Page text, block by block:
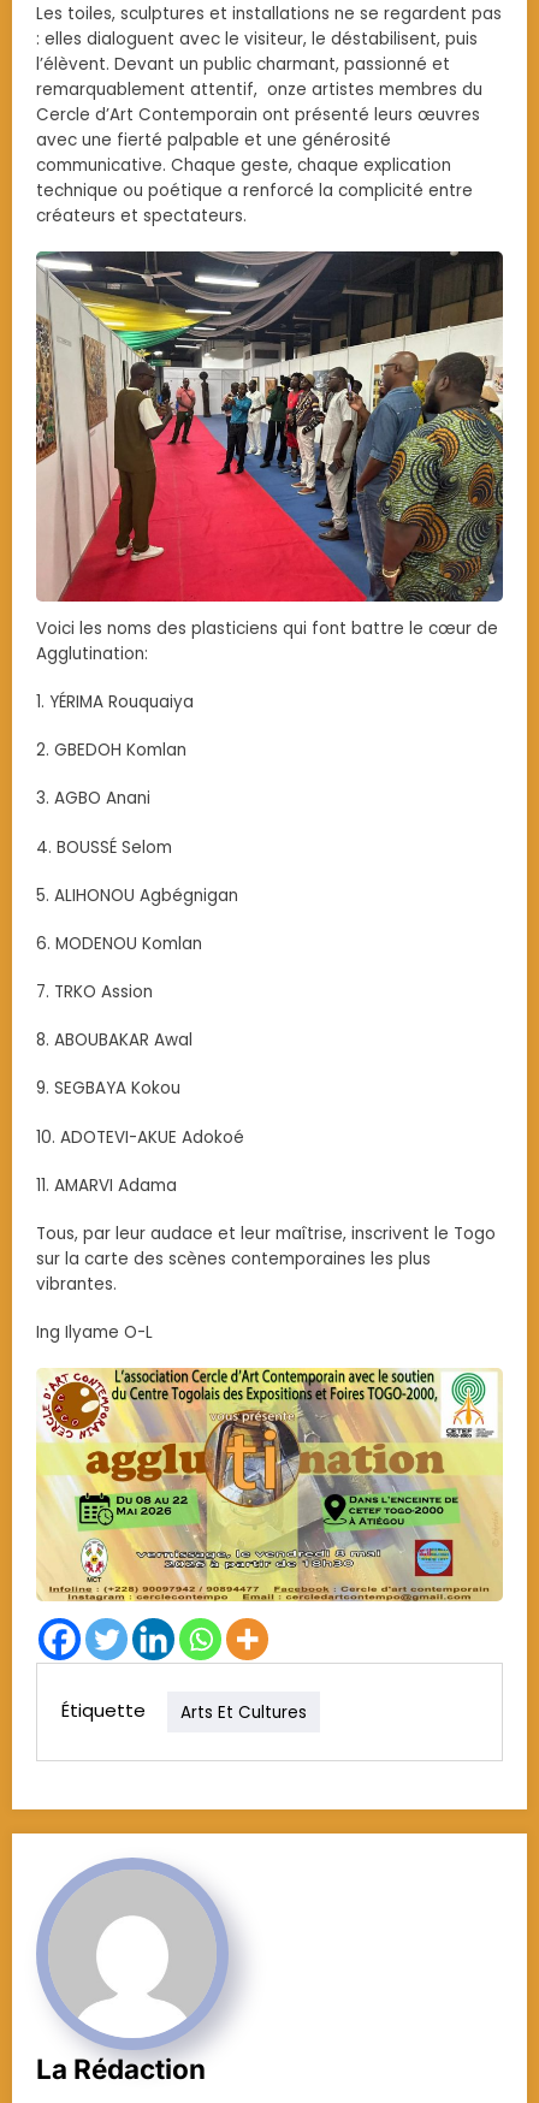
Les toiles, sculptures et installations ne se regardent pas
: elles dialoguent avec le visiteur, le déstabilisent, puis
l’élèvent. Devant un public charmant, passionné et
remarquablement attentif, onze artistes membres du
Cercle d’Art Contemporain ont présenté leurs œuvres
avec une fierté palpable et une générosité
communicative. Chaque geste, chaque explication
technique ou poétique a renforcé la complicité entre
créateurs et spectateurs.
Voici les noms des plasticiens qui font battre le cœur de
Agglutination:
1. YÉRIMA Rouquaiya
2. GBEDOH Komlan
3. AGBO Anani
4. BOUSSÉ Selom
5. ALIHONOU Agbégnigan
6. MODENOU Komlan
7. TRKO Assion
8. ABOUBAKAR Awal
9. SEGBAYA Kokou
10. ADOTEVI-AKUE Adokoé
11. AMARVI Adama
Tous, par leur audace et leur maîtrise, inscrivent le Togo
sur la carte des scènes contemporaines les plus
vibrantes.
Ing Ilyame O-L
Étiquette Arts Et Cultures
La Rédaction